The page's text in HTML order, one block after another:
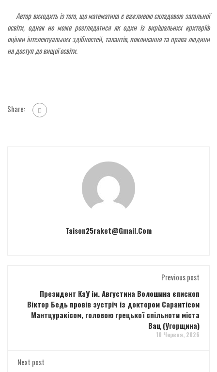
Автор виходить із того, що математика є важливою складовою загальної
освіти, однак не може розглядатися як один із вирішальних критеріїв
оцінки інтелектуальних здібностей, талантів, покликання та права людини
на доступ до вищої освіти.
Share:
Taison25raket@gmail.com
Previous post
Президент КаУ ім. Августина Волошина єпископ
Віктор Бедь провів зустріч із доктором Сарантісом
Мантцуракісом, головою грецької спільноти міста
Вац (Угорщина)
10 Червня, 2026
Next post